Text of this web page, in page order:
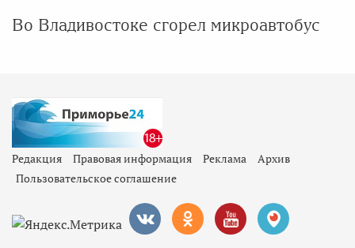
Во Владивостоке сгорел микроавтобус
Редакция Правовая информация Реклама
Архив
Пользовательское соглашение